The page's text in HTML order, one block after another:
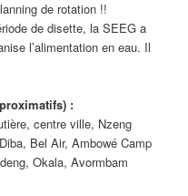
de rotation !!
de disette, la SEEG a
l’alimentation en eau. Il
:
centre ville, Nzeng
Bel Air, Ambowé Camp
Okala, Avormbam